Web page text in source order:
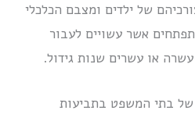
של ילדים ומצבם הכלכלי
אשר עשויים לעבור
או עשרים שנות גידול.
בתי המשפט בתביעות